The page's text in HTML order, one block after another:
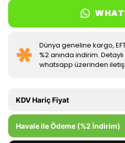
Dünya geneline kargo,
%2 anında indirim.
whatsapp üzerinden
KDV Hariç Fiyat
Havale ile Ödeme (%2 İndirim)